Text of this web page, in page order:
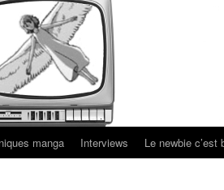
manga Interviews Le newbie c’est